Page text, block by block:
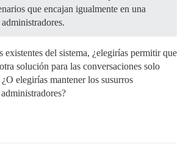
que encajan igualmente en una
existentes del sistema, ¿elegirías permitir que
solución para las conversaciones solo
elegirías mantener los susurros